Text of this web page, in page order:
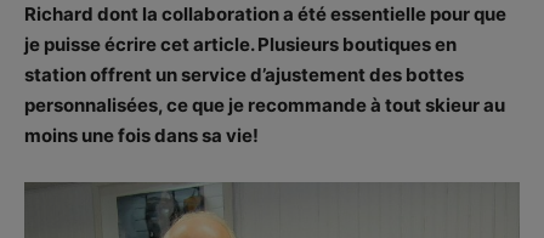
Richard dont la collaboration a été essentielle pour que
je puisse écrire cet article. Plusieurs boutiques en
station offrent un service d’ajustement des bottes
personnalisées, ce que je recommande à tout skieur au
moins une fois dans sa vie!